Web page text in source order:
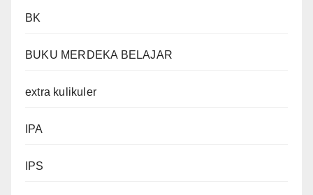
BK
BUKU MERDEKA BELAJAR
extra kulikuler
IPA
IPS